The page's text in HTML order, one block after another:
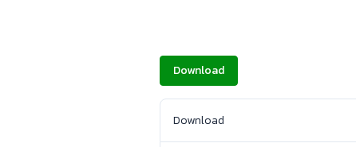
Download
Download